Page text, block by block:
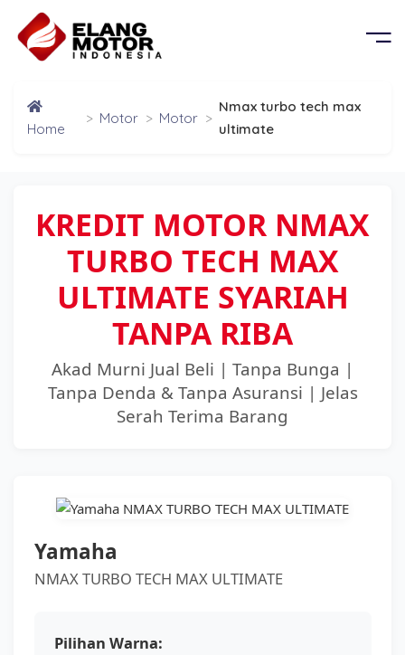
MOBIL
CICILAN
Home
> Motor > Motor >
Nmax turbo tech max
ultimate
KREDIT MOTOR NMAX
TURBO TECH MAX
ULTIMATE SYARIAH
TANPA RIBA
Akad Murni Jual Beli | Tanpa Bunga |
Tanpa Denda & Tanpa Asuransi | Jelas
Serah Terima Barang
Yamaha
NMAX TURBO TECH MAX ULTIMATE
Pilihan Warna: